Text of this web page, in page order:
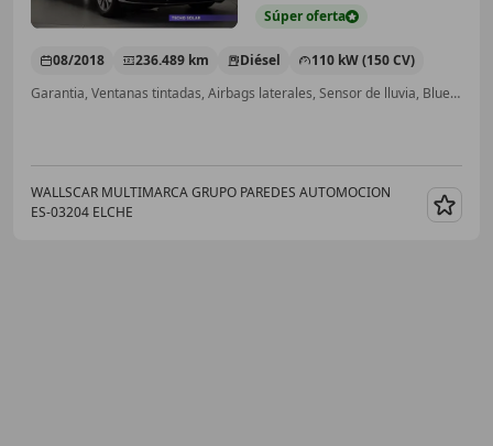
Súperoferta
08/2018 236.489 km Diésel
110 kW (150 CV)
Garantia, Ventanas tintadas, Airbags laterales, Sensor de lluvia, Bluetooth, Dirección asistida, ESP, Airbag del conductor
WALLSCAR MULTIMARCA GRUPO PAREDES AUTOMOCION
ES-03204 ELCHE